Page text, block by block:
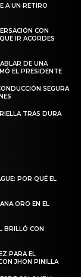
A UN RETIRO
CON
IR ACORDES
DE UNA
EL PRESIDENTE
SEGURA
TRAS DURA
POR QUÉ EL
ORO EN EL
BRILLÓ CON
PARA EL
JHON PINILLA